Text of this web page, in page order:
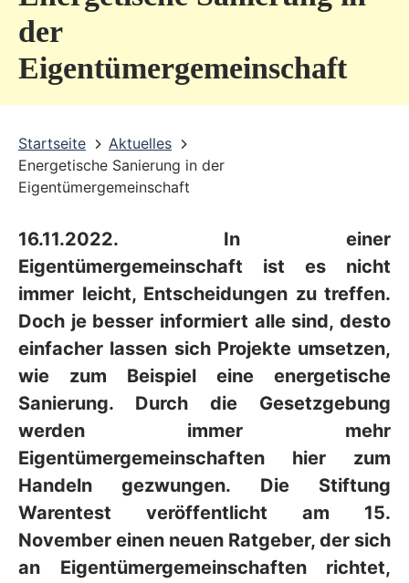
der
Eigentümergemeinschaft
Startseite
Aktuelles
Energetische Sanierung in der
Eigentümergemeinschaft
16.11.2022. In einer
Eigentümergemeinschaft ist es nicht
immer leicht, Entscheidungen zu treffen.
Doch je besser informiert alle sind, desto
einfacher lassen sich Projekte umsetzen,
wie zum Beispiel eine energetische
Sanierung. Durch die Gesetzgebung
werden immer mehr
Eigentümergemeinschaften hier zum
Handeln gezwungen. Die Stiftung
Warentest veröffentlicht am 15.
November einen neuen Ratgeber, der sich
an Eigentümergemeinschaften richtet,